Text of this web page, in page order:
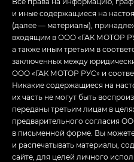
и иные содержащиеся на
(далее — материалы),
входящим в ООО «ГАК МОТОР
а также иным третьим в
заключенных между
ООО «ГАК МОТОР РУС» и
Никакие содержащиеся на
их часть не могут быть
переданы третьим лицам в
предварительного согласия
в письменной форме. Вы
и распечатывать материалы,
сайте, для целей личного